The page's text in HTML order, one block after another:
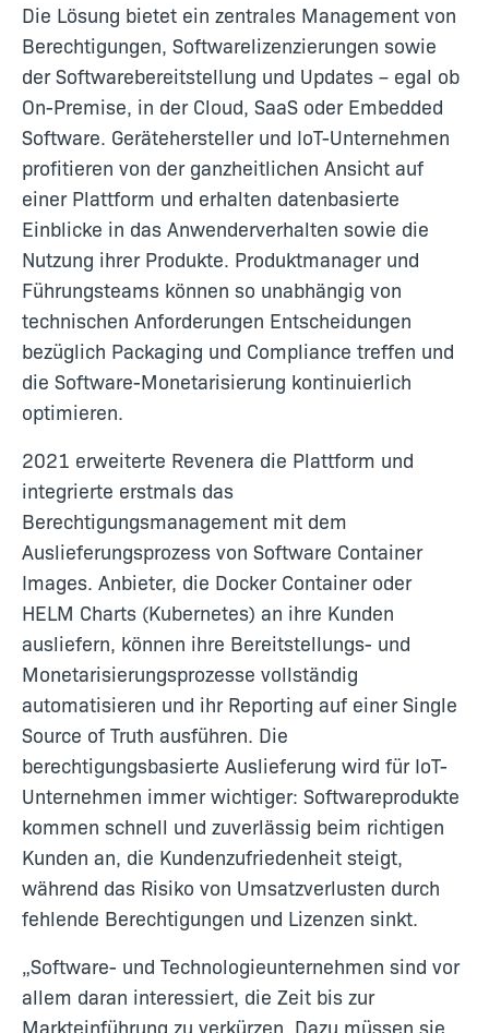
Die Lösung bietet ein zentrales Management von
Berechtigungen, Softwarelizenzierungen sowie
der Softwarebereitstellung und Updates – egal ob
On-Premise, in der Cloud, SaaS oder Embedded
Software. Gerätehersteller und IoT-Unternehmen
profitieren von der ganzheitlichen Ansicht auf
einer Plattform und erhalten datenbasierte
Einblicke in das Anwenderverhalten sowie die
Nutzung ihrer Produkte. Produktmanager und
Führungsteams können so unabhängig von
technischen Anforderungen Entscheidungen
bezüglich Packaging und Compliance treffen und
die Software-Monetarisierung kontinuierlich
optimieren.
2021 erweiterte Revenera die Plattform und
integrierte erstmals das
Berechtigungsmanagement mit dem
Auslieferungsprozess von Software Container
Images. Anbieter, die Docker Container oder
HELM Charts (Kubernetes) an ihre Kunden
ausliefern, können ihre Bereitstellungs- und
Monetarisierungsprozesse vollständig
automatisieren und ihr Reporting auf einer Single
Source of Truth ausführen. Die
berechtigungsbasierte Auslieferung wird für IoT-
Unternehmen immer wichtiger: Softwareprodukte
kommen schnell und zuverlässig beim richtigen
Kunden an, die Kundenzufriedenheit steigt,
während das Risiko von Umsatzverlusten durch
fehlende Berechtigungen und Lizenzen sinkt.
„Software- und Technologieunternehmen sind vor
allem daran interessiert, die Zeit bis zur
Markteinführung zu verkürzen. Dazu müssen sie